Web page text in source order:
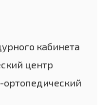
кабинета
центр